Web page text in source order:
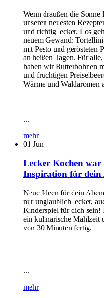
Wenn draußen die Sonne
unseren neuesten
und richtig lecker. Los
neuem Gewand:
mit Pesto und gerösteten
an heißen Tagen. Für
haben wir Butterbohnen
und fruchtigen
Wärme und Waldaromen
...
mehr
01 Jun
Lecker Kochen war
Inspiration für dein
Neue Ideen für dein
nur unglaublich lecker,
Kinderspiel für dich sein!
ein kulinarische Mahlzeit
von 30 Minuten fertig.
...
mehr